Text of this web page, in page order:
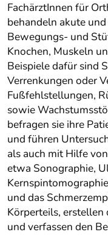
FachärztInnen für
behandeln akute
Bewegungs- und
Knochen, Muskeln
Beispiele dafür sind
Verrenkungen oder
Fußfehlstellungen,
sowie
befragen sie ihre
und führen
als auch mit Hilfe
etwa Sonographie,
und das
Körperteils, erstellen
und verfassen den